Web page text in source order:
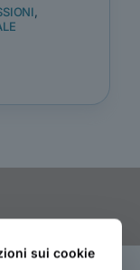
,
sui cookie